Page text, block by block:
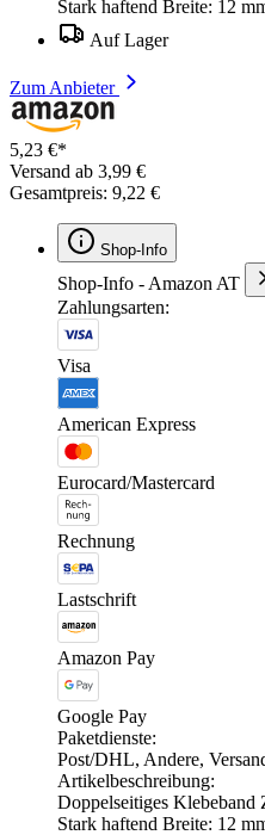
Stark haftend Breite: 12
Auf Lager
Zum Anbieter
5,23 €*
Versand ab 3,99 €
Gesamtpreis: 9,22 €
Shop-Info
Shop-Info - Amazon AT
Zahlungsarten:
Visa
American Express
Eurocard/Mastercard
Rechnung
Lastschrift
Amazon Pay
Google Pay
Paketdienste:
Post/DHL, Andere,
Artikelbeschreibung:
Doppelseitiges
Stark haftend Breite: 12